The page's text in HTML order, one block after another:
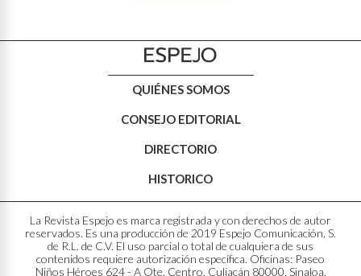
QUIÉNES SOMOS
CONSEJO EDITORIAL
DIRECTORIO
HISTORICO
La Revista Espejo es marca registrada y con derechos de autor
reservados. Es una producción de 2019 Espejo Comunicación, S.
de R.L. de C.V. El uso parcial o total de cualquiera de sus
contenidos requiere autorización específica. Oficinas: Paseo
Niños Héroes 624 - A Ote. Centro. Culiacán 80000, Sinaloa,